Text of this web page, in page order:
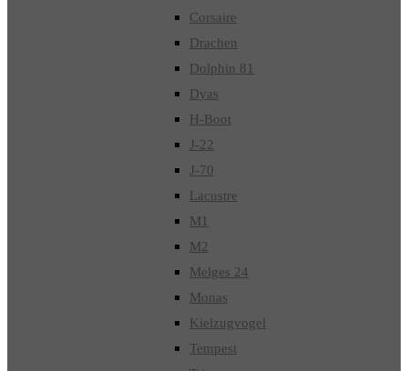
Corsaire
Drachen
Dolphin 81
Dyas
H-Boot
J-22
J-70
Lacustre
M1
M2
Melges 24
Monas
Kielzugvogel
Tempest